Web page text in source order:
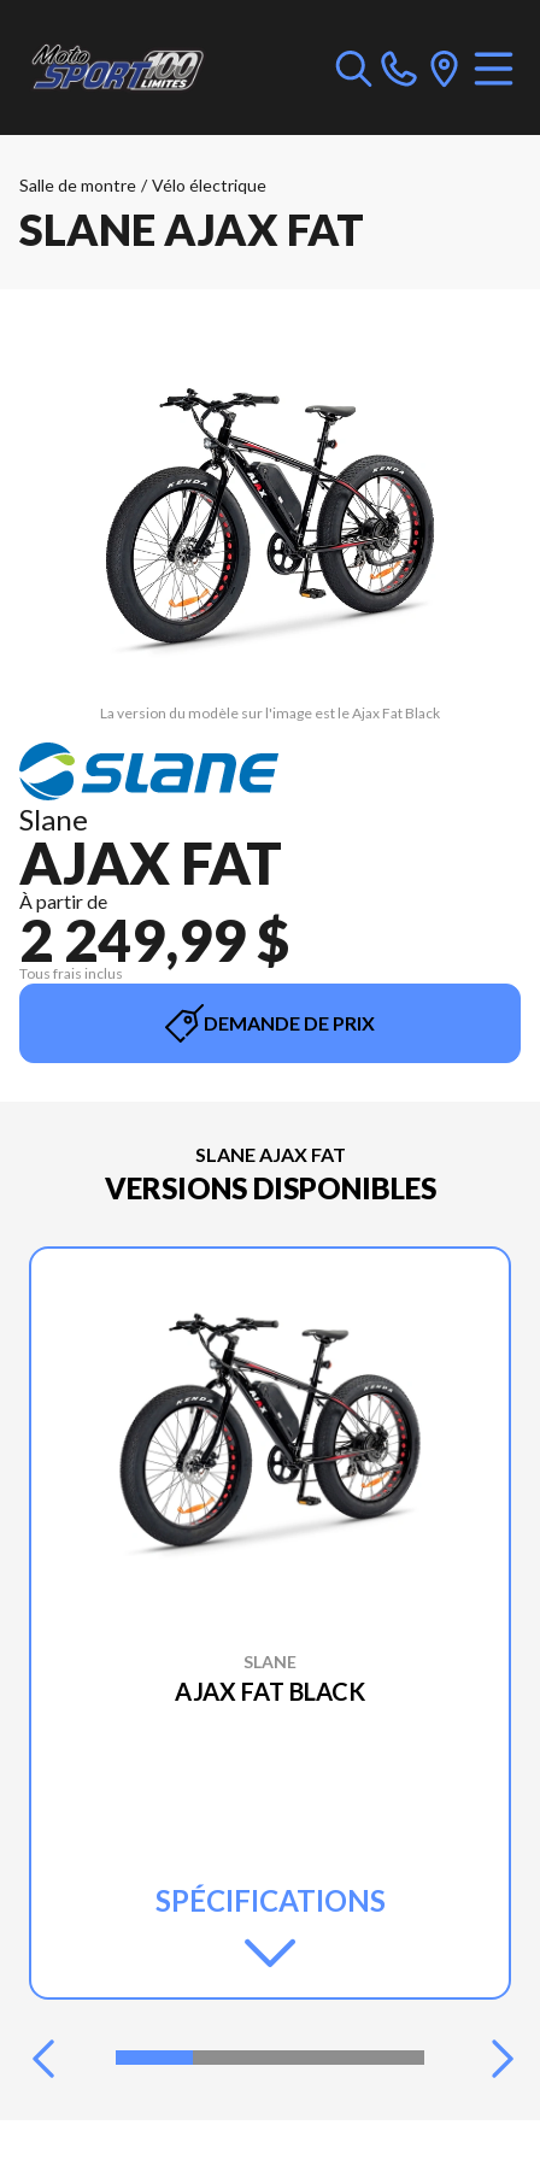
Salle de montre / Vélo électrique
SLANE AJAX FAT
La version du modèle sur l'image est le Ajax Fat Black
Slane
AJAX FAT
À partir de
2 249,99 $
Tous frais inclus
DEMANDE DE PRIX
SLANE AJAX FAT
VERSIONS DISPONIBLES
SLANE
AJAX FAT BLACK
SPÉCIFICATIONS